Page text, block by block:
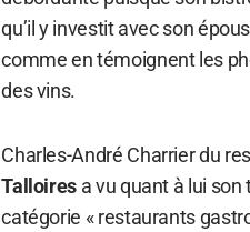
qu’il y investit avec son
comme en témoignent les
des vins.
Charles-André Charrier du
Talloires a vu quant à lui
catégorie « restaurants